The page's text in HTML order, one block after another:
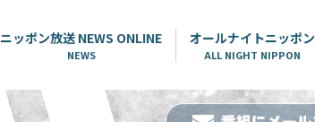
ニッポン放送 NEWS ONLINE
NEWS
オールナイトニッポン
ALL NIGHT NIPPON